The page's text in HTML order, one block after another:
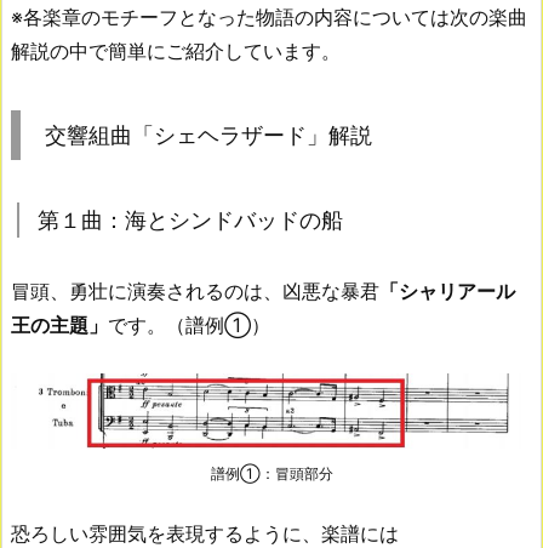
※各楽章のモチーフとなった物語の内容については次の楽曲
解説の中で簡単にご紹介しています。
交響組曲「シェヘラザード」解説
第１曲：海とシンドバッドの船
冒頭、勇壮に演奏されるのは、凶悪な暴君 「シャリアール
王の主題」 です。（譜例①）
譜例①：冒頭部分
恐ろしい雰囲気を表現するように、楽譜には